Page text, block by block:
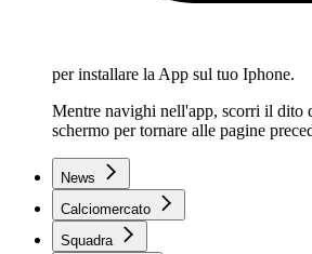
per installare la App sul tuo Iphone.
Mentre navighi nell'app, scorri il dito
schermo per tornare alle pagine
News
Calciomercato
Squadra